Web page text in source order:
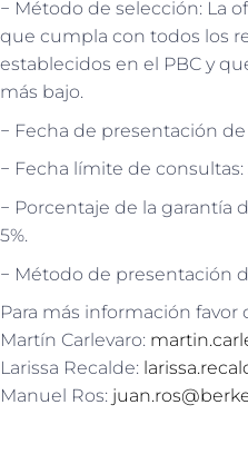
− Método de selección: La
que cumpla con todos los
establecidos en el PBC y
más bajo.
− Fecha de presentación de
− Fecha límite de consultas:
− Porcentaje de la garantía
5%.
− Método de presentación
Para más información favor
Martín Carlevaro:
Larissa Recalde:
Manuel Ros: